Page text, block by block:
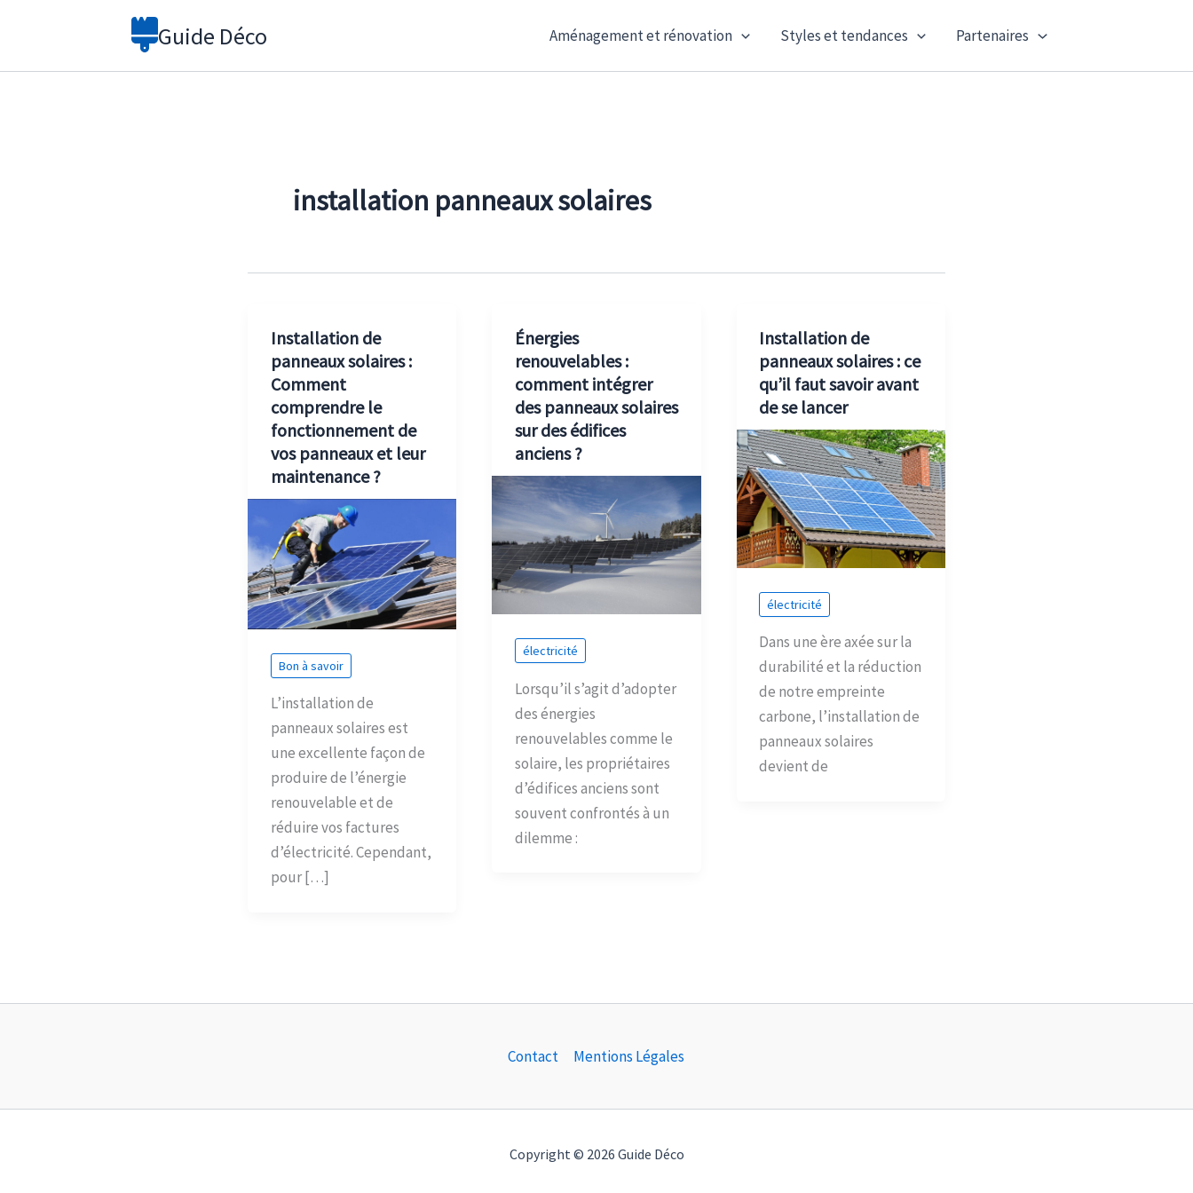
Guide Déco Aménagement et rénovation Styles et tendances Partenaires
installation panneaux solaires
Installation de
panneaux solaires :
Comment
comprendre le
fonctionnement de
vos panneaux et leur
maintenance ?
Bon à savoir
L’installation de
panneaux solaires est
une excellente façon de
produire de l’énergie
renouvelable et de
réduire vos factures
d’électricité. Cependant,
pour […]
Énergies
renouvelables :
comment intégrer
des panneaux solaires
sur des édifices
anciens ?
électricité
Lorsqu’il s’agit d’adopter
des énergies
renouvelables comme le
solaire, les propriétaires
d’édifices anciens sont
souvent confrontés à un
dilemme :
Installation de
panneaux solaires : ce
qu’il faut savoir avant
de se lancer
électricité
Dans une ère axée sur la
durabilité et la réduction
de notre empreinte
carbone, l’installation de
panneaux solaires
devient de
Contact Mentions Légales
Copyright © 2026 Guide Déco